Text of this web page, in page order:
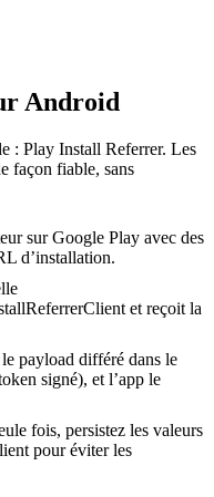
Android
: Play Install Referrer. Les
façon fiable, sans
sur Google Play avec des
d’installation.
et reçoit la
payload différé dans le
signé), et l’app le
fois, persistez les valeurs
pour éviter les